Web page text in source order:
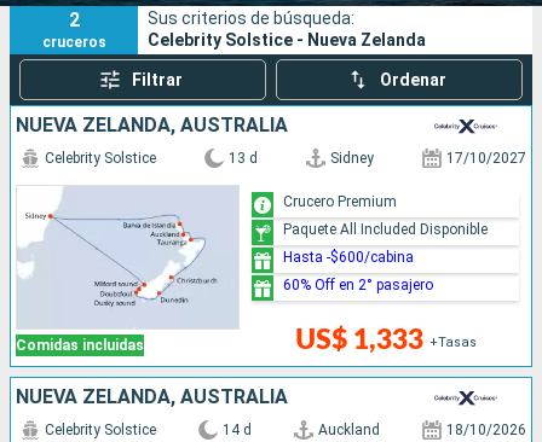
Buscar
2
cruceros
Sus criterios de búsqueda:
Celebrity Solstice - Nueva Zelanda
Filtrar Ordenar
NUEVA ZELANDA, AUSTRALIA
Comidas incluidas
Celebrity Solstice 13 d Sidney 17/10/2027
US$ 1,333 +Tasas
Crucero Premium
Paquete All Included Disponible
Hasta -$600/cabina
60% Off en 2° pasajero
NUEVA ZELANDA, AUSTRALIA
Celebrity Solstice 14 d Auckland 18/10/2026